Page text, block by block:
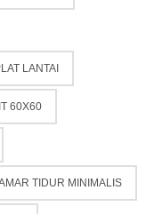
LANTAI
60X60
TIDUR MINIMALIS